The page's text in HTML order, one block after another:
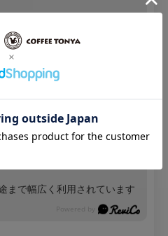
くのユーザーから支持されて
で、初心者からコーヒー通ま
います
、好みの味わいにカスタマイ
特徴的で、飲みやすさが高評
まで幅広く利用されています